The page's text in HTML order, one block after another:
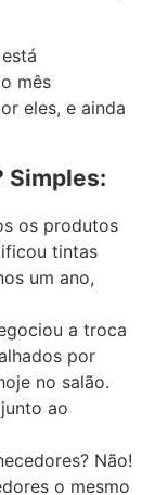
mês
eles, e ainda
Simples:
os produtos
tintas
um ano,
a troca
por
no salão.
ao
Não!
o mesmo